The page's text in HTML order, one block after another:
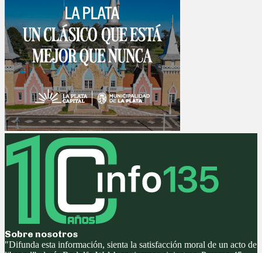
Sobre nosotros
"Difunda esta información, sienta la satisfacción moral de un acto de